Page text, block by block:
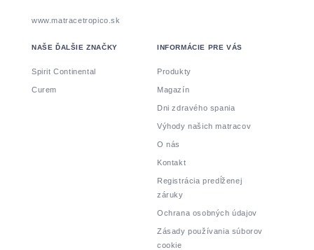
www.matracetropico.sk
NAŠE ĎALŠIE ZNAČKY
Spirit Continental
Curem
INFORMÁCIE PRE VÁS
Produkty
Magazín
Dni zdravého spania
Výhody našich matracov
O nás
Kontakt
Registrácia predĺženej
záruky
Ochrana osobných údajov
Zásady používania súborov
cookie